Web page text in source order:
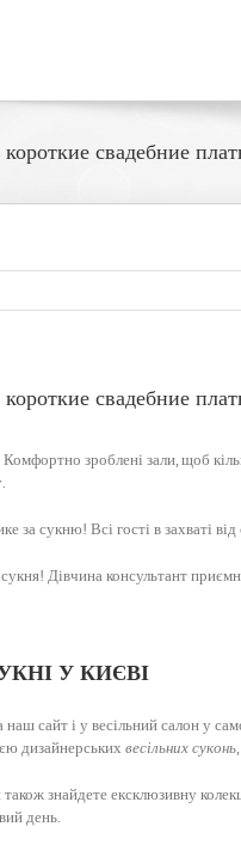
короткие свадебние
короткие свадебние
зроблені зали, щоб
за сукню! Всі гості в захваті
Дівчина консультант
У КИЄВІ
сайт і у весільний салон у
дизайнерських весільних суконь
знайдете ексклюзивну
день.